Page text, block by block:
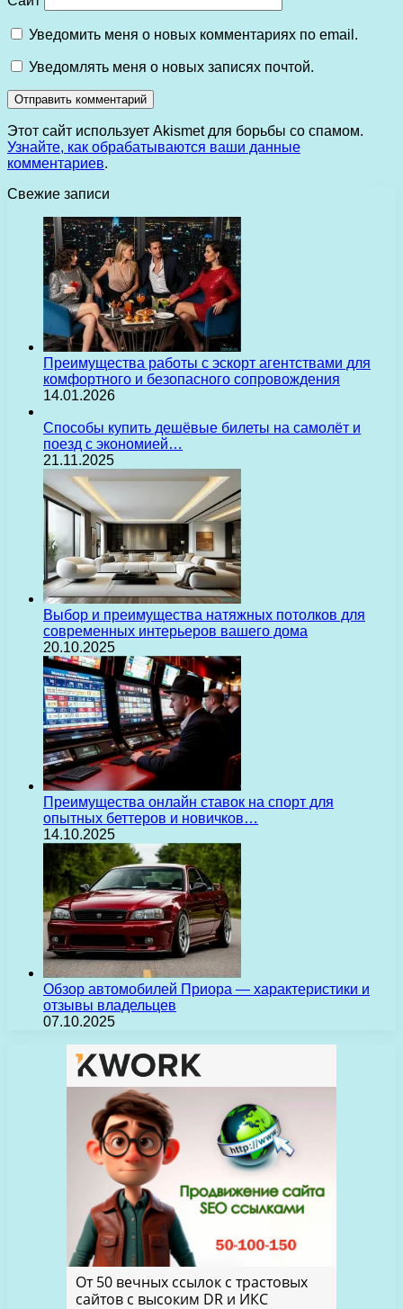
Уведомить меня о новых комментариях по email.
Уведомлять меня о новых записях почтой.
Этот сайт использует Akismet для борьбы со спамом.
Узнайте, как обрабатываются ваши данные
комментариев.
Свежие записи
Преимущества работы с эскорт агентствами для
комфортного и безопасного сопровождения
14.01.2026
Способы купить дешёвые билеты на самолёт и
поезд с экономией…
21.11.2025
Выбор и преимущества натяжных потолков для
современных интерьеров вашего дома
20.10.2025
Преимущества онлайн ставок на спорт для
опытных беттеров и новичков…
14.10.2025
Обзор автомобилей Приора — характеристики и
отзывы владельцев
07.10.2025